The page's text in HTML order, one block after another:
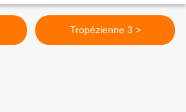
Tropézienne 3 >